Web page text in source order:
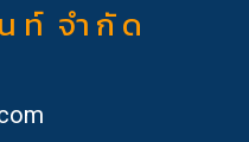
ท์ จำ กั ด